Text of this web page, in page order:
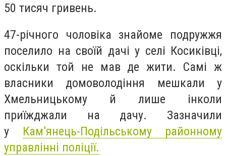
50 тисяч гривень.
47-річного чоловіка знайоме подружжя
поселило на своїй дачі у селі Косиківці,
оскільки той не мав де жити. Самі ж
власники домоволодіння мешкали у
Хмельницькому й лише інколи
приїжджали на дачу. Зазначили
у Кам’янець-Подільському районному
управлінні поліції.